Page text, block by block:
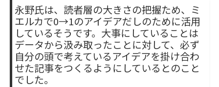
永野氏は、読者層の大きさの把握ため、ミ
エルカで0→1のアイデアだしのために活用
しているそうです。大事にしていることは
データから汲み取ったことに対して、必ず
自分の頭で考えているアイデアを掛け合わ
せた記事をつくるようにしているとのこと
でした。